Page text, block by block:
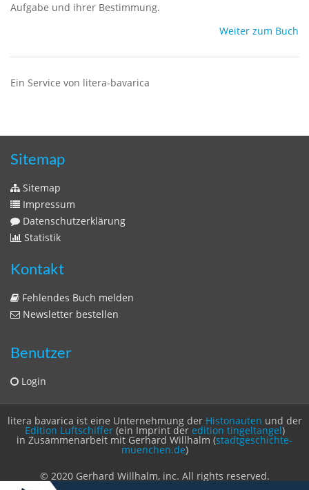
Aufgabe und ihrer Bestimmung.
Weiter zum Buch
Ein Service von litera-bavarica
Sitemap
Sitemap
Impressum
Datenschutzerklärung
Statistik
Kontakt
Fehlendes Buch melden
Newsletter bestellen
Benutzer
Login
litera bavarica ist eine Unternehmung der Histonauten und der
Edition Luftschiffer(ein Imprint der edition tingeltangel)
in Zusammenarbeit mit Gerhard Willhalm (stadtgeschichte-
muenchen.de)
© 2020 Gerhard Willhalm, inc. All rights reserved.